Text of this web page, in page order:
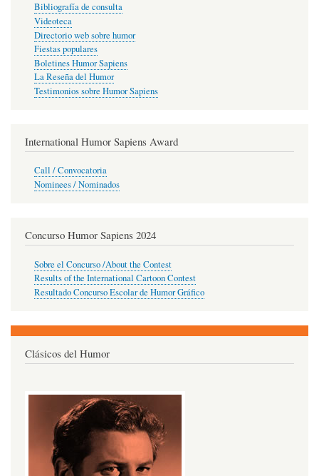
Bibliografía de consulta
Videoteca
Directorio web sobre humor
Fiestas populares
Boletines Humor Sapiens
La Reseña del Humor
Testimonios sobre Humor Sapiens
International Humor Sapiens Award
Call / Convocatoria
Nominees / Nominados
Concurso Humor Sapiens 2024
Sobre el Concurso /About the Contest
Results of the International Cartoon Contest
Resultado Concurso Escolar de Humor Gráfico
Clásicos del Humor